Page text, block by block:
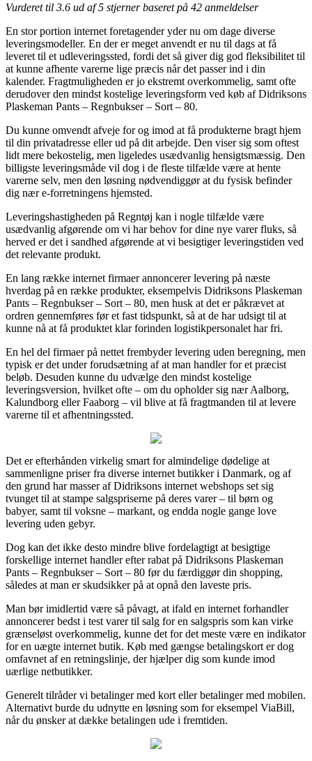
Vurderet til 3.6 ud af 5 stjerner baseret på 42 anmeldelser
En stor portion internet foretagender yder nu om dage diverse
leveringsmodeller. En der er meget anvendt er nu til dags at få
leveret til et udleveringssted, fordi det så giver dig god fleksibilitet til
at kunne afhente varerne lige præcis når det passer ind i din
kalender. Fragtmuligheden er jo ekstremt overkommelig, samt ofte
derudover den mindst kostelige leveringsform ved køb af Didriksons
Plaskeman Pants – Regnbukser – Sort – 80.
Du kunne omvendt afveje for og imod at få produkterne bragt hjem
til din privatadresse eller ud på dit arbejde. Den viser sig som oftest
lidt mere bekostelig, men ligeledes usædvanlig hensigtsmæssig. Den
billigste leveringsmåde vil dog i de fleste tilfælde være at hente
varerne selv, men den løsning nødvendiggør at du fysisk befinder
dig nær e-forretningens hjemsted.
Leveringshastigheden på Regntøj kan i nogle tilfælde være
usædvanlig afgørende om vi har behov for dine nye varer fluks, så
herved er det i sandhed afgørende at vi besigtiger leveringstiden ved
det relevante produkt.
En lang række internet firmaer annoncerer levering på næste
hverdag på en række produkter, eksempelvis Didriksons Plaskeman
Pants – Regnbukser – Sort – 80, men husk at det er påkrævet at
ordren gennemføres før et fast tidspunkt, så at de har udsigt til at
kunne nå at få produktet klar forinden logistikpersonalet har fri.
En hel del firmaer på nettet frembyder levering uden beregning, men
typisk er det under forudsætning af at man handler for et præcist
beløb. Desuden kunne du udvælge den mindst kostelige
leveringsversion, hvilket ofte – om du opholder sig nær Aalborg,
Kalundborg eller Faaborg – vil blive at få fragtmanden til at levere
varerne til et afhentningssted.
Det er efterhånden virkelig smart for almindelige dødelige at
sammenligne priser fra diverse internet butikker i Danmark, og af
den grund har masser af Didriksons internet webshops set sig
tvunget til at stampe salgspriserne på deres varer – til børn og
babyer, samt til voksne – markant, og endda nogle gange love
levering uden gebyr.
Dog kan det ikke desto mindre blive fordelagtigt at besigtige
forskellige internet handler efter rabat på Didriksons Plaskeman
Pants – Regnbukser – Sort – 80 før du færdiggør din shopping,
således at man er skudsikker på at opnå den laveste pris.
Man bør imidlertid være så påvagt, at ifald en internet forhandler
annoncerer bedst i test varer til salg for en salgspris som kan virke
grænseløst overkommelig, kunne det for det meste være en indikator
for en uægte internet butik. Køb med gængse betalingskort er dog
omfavnet af en retningslinje, der hjælper dig som kunde imod
uærlige netbutikker.
Generelt tilråder vi betalinger med kort eller betalinger med mobilen.
Alternativt burde du udnytte en løsning som for eksempel ViaBill,
når du ønsker at dække betalingen ude i fremtiden.